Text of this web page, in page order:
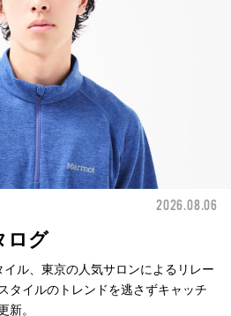
2026.08.06
ログ
ル、東京の人気サロンによるリレー
タイルのトレンドを逃さずキャッチ
新。